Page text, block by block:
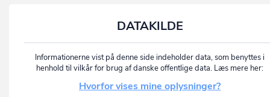
DATAKILDE
Informationerne vist på denne side indeholder data, som benyttes i
henhold til vilkår for brug af danske offentlige data. Læs mere her:
Hvorfor vises mine oplysninger?